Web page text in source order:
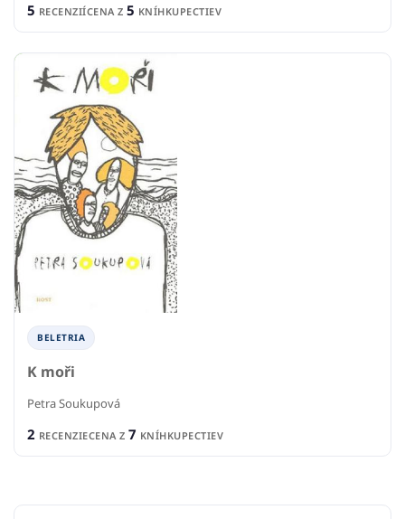
5 RECENZIÍCENA Z 5 KNÍHKUPECTIEV
BELETRIA
K moři
Petra Soukupová
2 RECENZIECENA Z 7 KNÍHKUPECTIEV